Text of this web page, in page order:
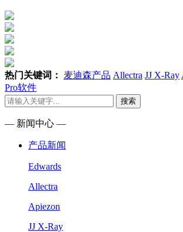
热门关键词： 麦迪森产品 Allectra JJ X-Ray
Pro软件
搜索
— 新闻中心 —
产品新闻
Edwards
Allectra
Apiezon
JJ X-Ray